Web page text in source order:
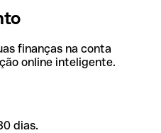
finanças na conta
online inteligente.
dias.